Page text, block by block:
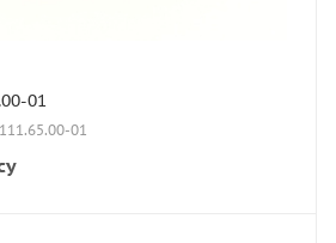
01
01